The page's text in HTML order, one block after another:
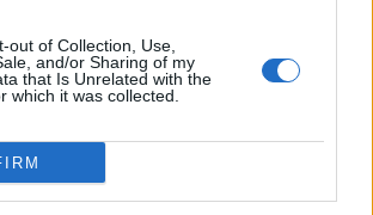
out of Collection, Use,
and/or Sharing of my
that Is Unrelated with the
which it was collected.